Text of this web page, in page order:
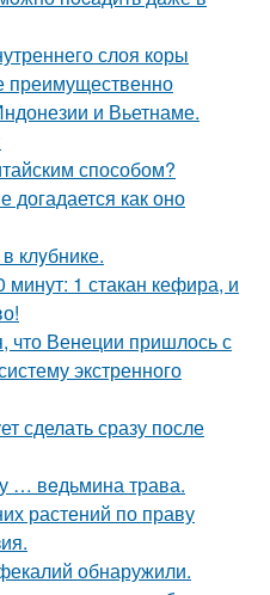
слоя коры
преимущественно
и Вьетнаме.
способом?
догадается как оно
клyбнике.
минут: 1 стакан кефира, и
что Венеции пришлось с
экстренного
сделать сразу после
… вeдьмина трава.
растений по праву
обнаружили.